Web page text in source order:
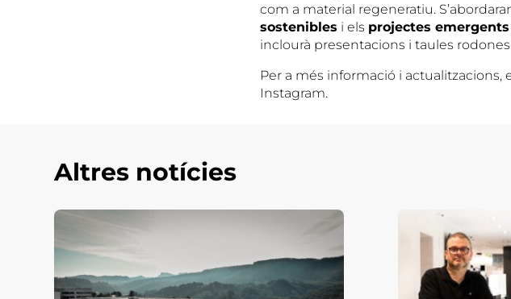
com a material regeneratiu.
sostenibles i els projectes emergents
inclourà presentacions i taules
Per a més informació i actualitzacions,
Instagram.
Altres notícies